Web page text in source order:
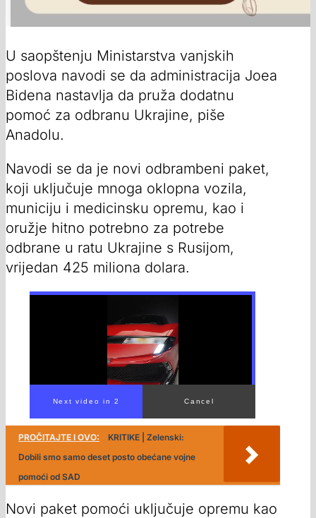
U saopštenju Ministarstva vanjskih
poslova navodi se da administracija Joea
Bidena nastavlja da pruža dodatnu
pomoć za odbranu Ukrajine, piše
Anadolu.
Navodi se da je novi odbrambeni paket,
koji uključuje mnoga oklopna vozila,
municiju i medicinsku opremu, kao i
oružje hitno potrebno za potrebe
odbrane u ratu Ukrajine s Rusijom,
vrijedan 425 miliona dolara.
PROČITAJTE I OVO:
KRITIKE | Zelenski:
Dobili smo samo deset posto obećane vojne
pomoći od SAD
Novi paket pomoći uključuje opremu kao